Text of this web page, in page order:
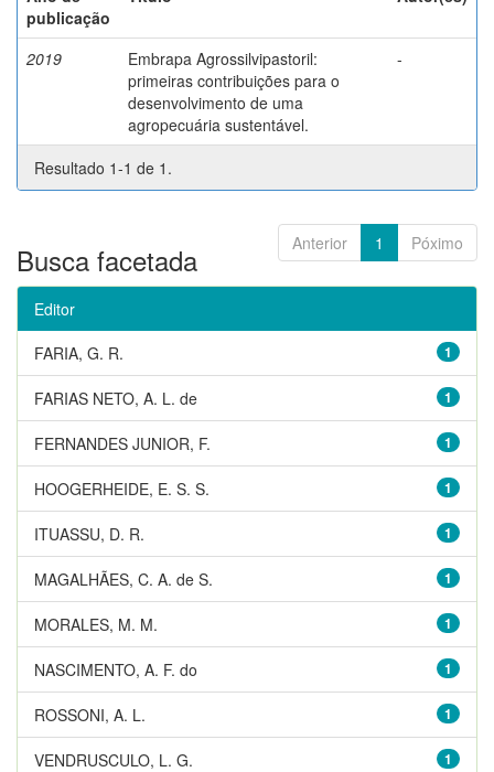
publicação
2019
Embrapa Agrossilvipastoril:
primeiras contribuições para o
desenvolvimento de uma
agropecuária sustentável.
-
Resultado 1-1 de 1.
Anterior 1 Póximo
Busca facetada
Editor
1
FARIA, G. R.
1
FARIAS NETO, A. L. de
1
FERNANDES JUNIOR, F.
1
HOOGERHEIDE, E. S. S.
1
ITUASSU, D. R.
1
MAGALHÃES, C. A. de S.
1
MORALES, M. M.
1
NASCIMENTO, A. F. do
1
ROSSONI, A. L.
1
VENDRUSCULO, L. G.